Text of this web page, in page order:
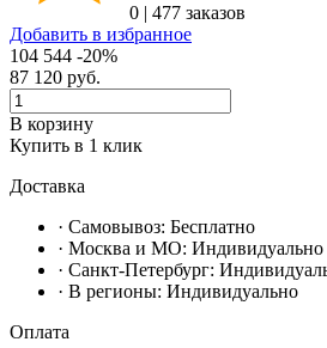
0 | 477 заказов
Добавить в избранное
104 544 -20%
87 120 руб.
В корзину
Купить в 1 клик
Доставка
· Самовывоз: Бесплатно
· Москвa и МО: Индивидуально
· Санкт-Петербург:
· В регионы: Индивидуально
Оплата